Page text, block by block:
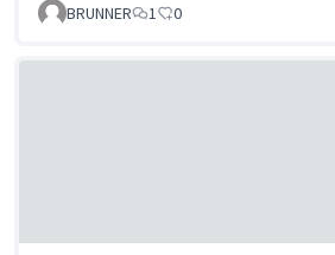
BRUNNER
1 0